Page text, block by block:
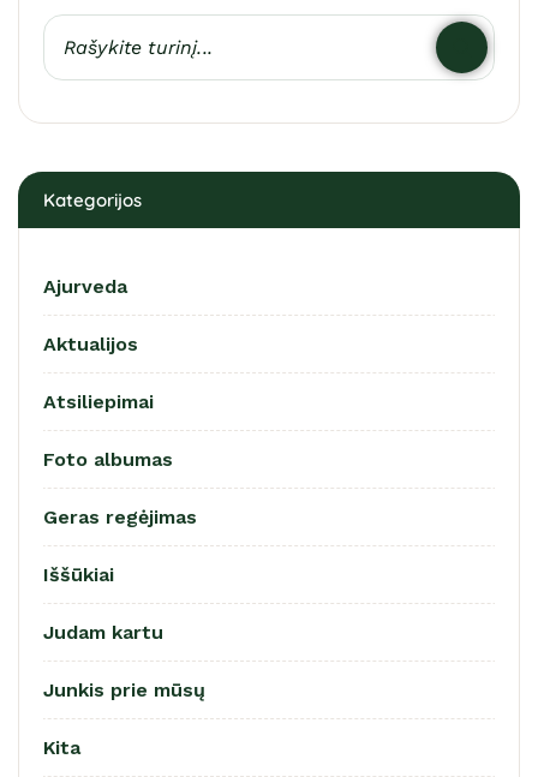
Kategorijos
Ajurveda
Aktualijos
Atsiliepimai
Foto albumas
Geras regėjimas
Iššūkiai
Judam kartu
Junkis prie mūsų
Kita